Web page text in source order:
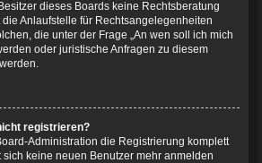
dieses Boards keine Rechtsberatung
Anlaufstelle für Rechtsangelegenheiten
die unter der Frage „An wen soll ich mich
oder juristische Anfragen zu diesem
registrieren?
Administration die Registrierung komplett
keine neuen Benutzer mehr anmelden